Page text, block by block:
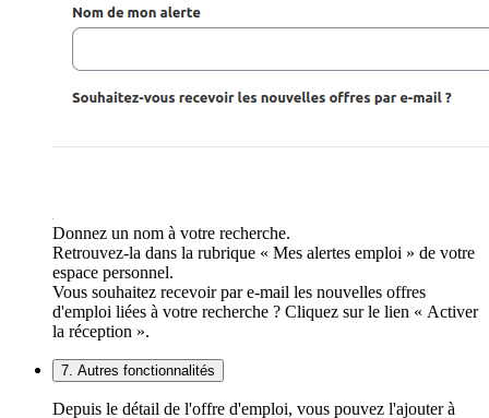
Donnez un nom à votre recherche.
Retrouvez-la dans la rubrique « Mes alertes emploi » de votre
espace personnel.
Vous souhaitez recevoir par e-mail les nouvelles offres
d'emploi liées à votre recherche ? Cliquez sur le lien « Activer
la réception ».
7. Autres fonctionnalités
Depuis le détail de l'offre d'emploi, vous pouvez l'ajouter à